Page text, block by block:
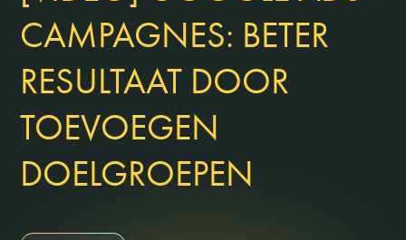
CAMPAGNES: BETER
RESULTAAT DOOR
TOEVOEGEN
DOELGROEPEN